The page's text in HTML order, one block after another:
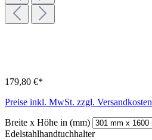
179,80 €*
Preise inkl. MwSt. zzgl. Versandkosten
Breite x Höhe in (mm)
Edelstahlhandtuchhalter